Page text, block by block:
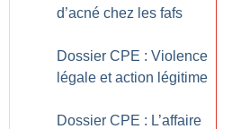
d’acné chez les fafs
Dossier CPE : Violence
légale et action légitime
Dossier CPE : L’affaire